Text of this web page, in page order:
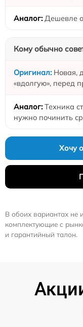
Дешевле
Кому обычно
Новая,
«вдолгую», перед
Техника
нужно починить
Хочу
В обоих вариантах не
комплектующие с
и гарантийный талон.